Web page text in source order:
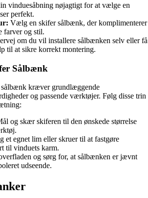
vinduesåbning nøjagtigt for at vælge en
perfekt.
Vælg en skifer sålbænk, der komplimenterer
farver og stil.
om du vil installere sålbænken selv eller få
til at sikre korrekt montering.
Sålbænk
kræver grundlæggende
og passende værktøjer. Følg disse trin
og skær skiferen til den ønskede størrelse
et egnet lim eller skruer til at fastgøre
til vinduets karm.
og sørg for, at sålbænken er jævnt
udseende.